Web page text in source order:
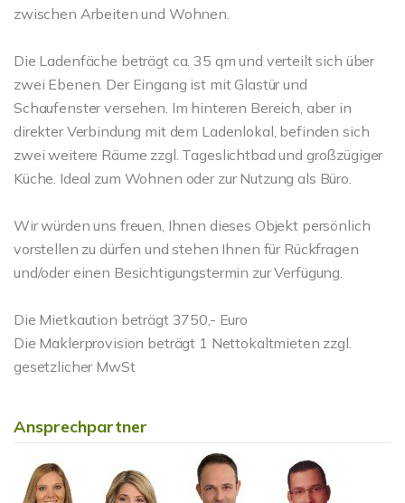
zwischen Arbeiten und Wohnen.
Die Ladenfäche beträgt ca. 35 qm und verteilt sich über
zwei Ebenen. Der Eingang ist mit Glastür und
Schaufenster versehen. Im hinteren Bereich, aber in
direkter Verbindung mit dem Ladenlokal, befinden sich
zwei weitere Räume zzgl. Tageslichtbad und großzügiger
Küche. Ideal zum Wohnen oder zur Nutzung als Büro.
Wir würden uns freuen, Ihnen dieses Objekt persönlich
vorstellen zu dürfen und stehen Ihnen für Rückfragen
und/oder einen Besichtigungstermin zur Verfügung.
Die Mietkaution beträgt 3750,- Euro
Die Maklerprovision beträgt 1 Nettokaltmieten zzgl.
gesetzlicher MwSt
Ansprechpartner